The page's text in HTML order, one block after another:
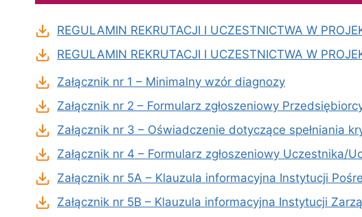
REGULAMIN REKRUTACJI I UCZESTNICTWA W
REGULAMIN REKRUTACJI I UCZESTNICTWA W
Załącznik nr 1 – Minimalny wzór diagnozy
Załącznik nr 2 – Formularz zgłoszeniowy
Załącznik nr 3 – Oświadczenie dotyczące spełniania
Załącznik nr 4 – Formularz zgłoszeniowy Uczestnika/
Załącznik nr 5A – Klauzula informacyjna Instytucji
Załącznik nr 5B – Klauzula informacyjna Instytucji